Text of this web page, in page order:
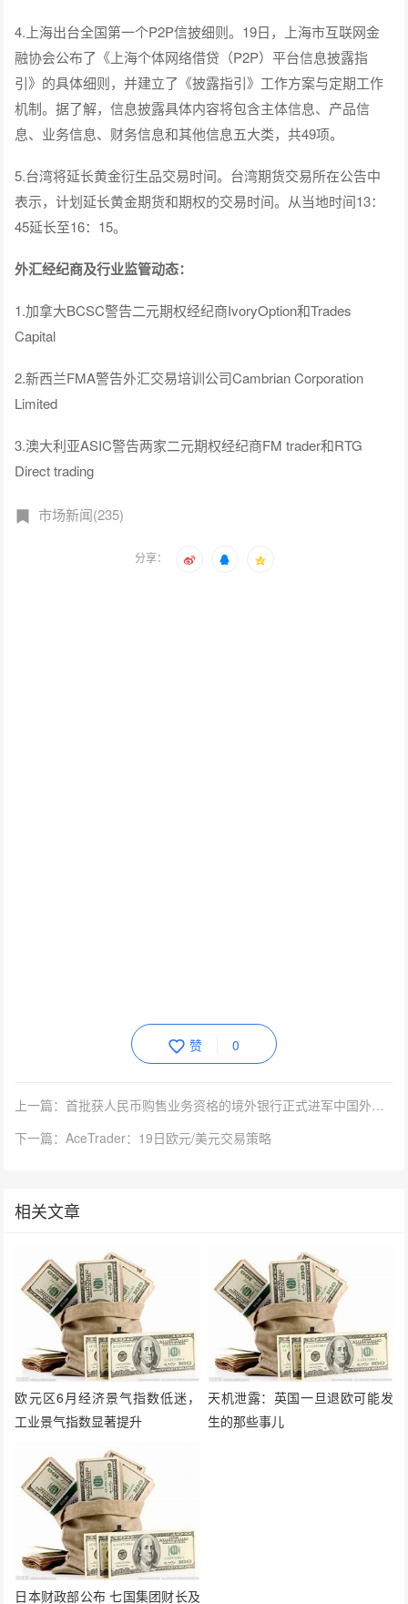
4.上海出台全国第一个P2P信披细则。19日，上海市互联网金
融协会公布了《上海个体网络借贷（P2P）平台信息披露指
引》的具体细则，并建立了《披露指引》工作方案与定期工作
机制。据了解，信息披露具体内容将包含主体信息、产品信
息、业务信息、财务信息和其他信息五大类，共49项。
5.台湾将延长黄金衍生品交易时间。台湾期货交易所在公告中
表示，计划延长黄金期货和期权的交易时间。从当地时间13：
45延长至16：15。
外汇经纪商及行业监管动态：
1.加拿大BCSC警告二元期权经纪商IvoryOption和Trades
Capital
2.新西兰FMA警告外汇交易培训公司Cambrian Corporation
Limited
3.澳大利亚ASIC警告两家二元期权经纪商FM trader和RTG
Direct trading
市场新闻(235)
分享：
赞 0
上一篇：首批获人民币购售业务资格的境外银行正式进军中国外汇市场
下一篇：AceTrader：19日欧元/美元交易策略
相关文章
欧元区6月经济景气指数低迷，
工业景气指数显著提升
天机泄露：英国一旦退欧可能发
生的那些事儿
日本财政部公布 七国集团财长及